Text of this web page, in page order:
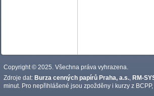
Copyright © 2025. Všechna práva vyhrazena.
Zdroje dat: Burza cenných papírů Praha, a.s. RM-
minut. Pro nepřihlášené jsou zpožděny i kurzy z BCPP,